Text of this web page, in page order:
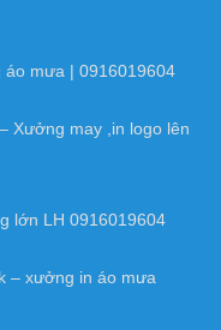
áo mưa | 0916019604
Xưởng may ,in logo lên
lớn LH 0916019604
– xưởng in áo mưa